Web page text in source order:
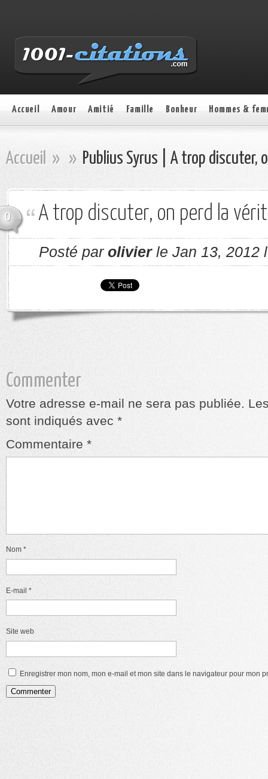
Accueil Amour Amitié Famille Bonheur Hommes &
Accueil » » Publius Syrus | A trop discuter,
0 A trop discuter, on perd la
Posté par olivierle Jan 13, 2012
Commenter
Votre adresse e-mail ne sera pas publiée.
sont indiqués avec *
Commentaire *
Nom *
E-mail *
Site web
Enregistrer mon nom, mon e-mail et mon site dans le navigateur pour mon